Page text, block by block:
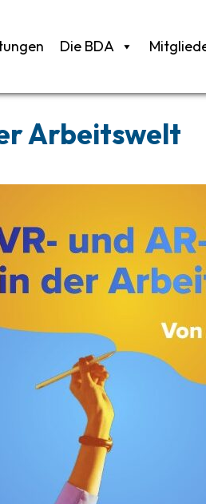
Die BDA
Arbeitswelt